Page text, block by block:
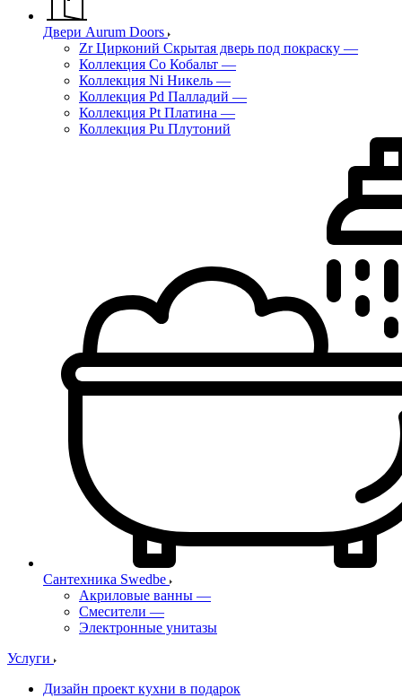
Двери Aurum Doors
Zr Цирконий Скрытая дверь под покраску —
Коллекция Co Кобальт —
Коллекция Ni Никель —
Коллекция Pd Палладий —
Коллекция Pt Платина —
Коллекция Pu Плутоний
Сантехника Swedbe
Акриловые ванны —
Смесители —
Электронные унитазы
Услуги
Дизайн проект кухни в подарок